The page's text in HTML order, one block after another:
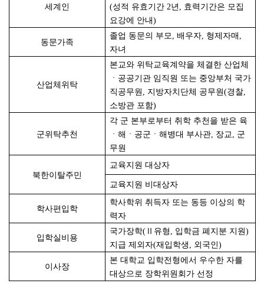
세계인
(성적 유효기간 2년, 효력기간은 모집
요강에 안내)
동문가족
졸업 동문의 부모, 배우자, 형제자매,
자녀
산업체위탁
본교와 위탁교육계약을 체결한 산업체
ㆍ공공기관 임직원 또는 중앙부처 국가
직공무원, 지방자치단체 공무원(경찰,
소방관 포함)
군위탁추천
각 군 본부로부터 취학 추천을 받은 육
ㆍ해ㆍ공군ㆍ해병대 부사관, 장교, 군
무원
북한이탈주민
교육지원 대상자
교육지원 비대상자
학사편입학
학사학위 취득자 또는 동등 이상의 학
력자
입학실비용
국가장학(Ⅱ유형, 입학금 폐지분 지원)
지급 제외자(재입학생, 외국인)
이사장
본 대학교 입학전형에서 우수한 자를
대상으로 장학위원회가 선정